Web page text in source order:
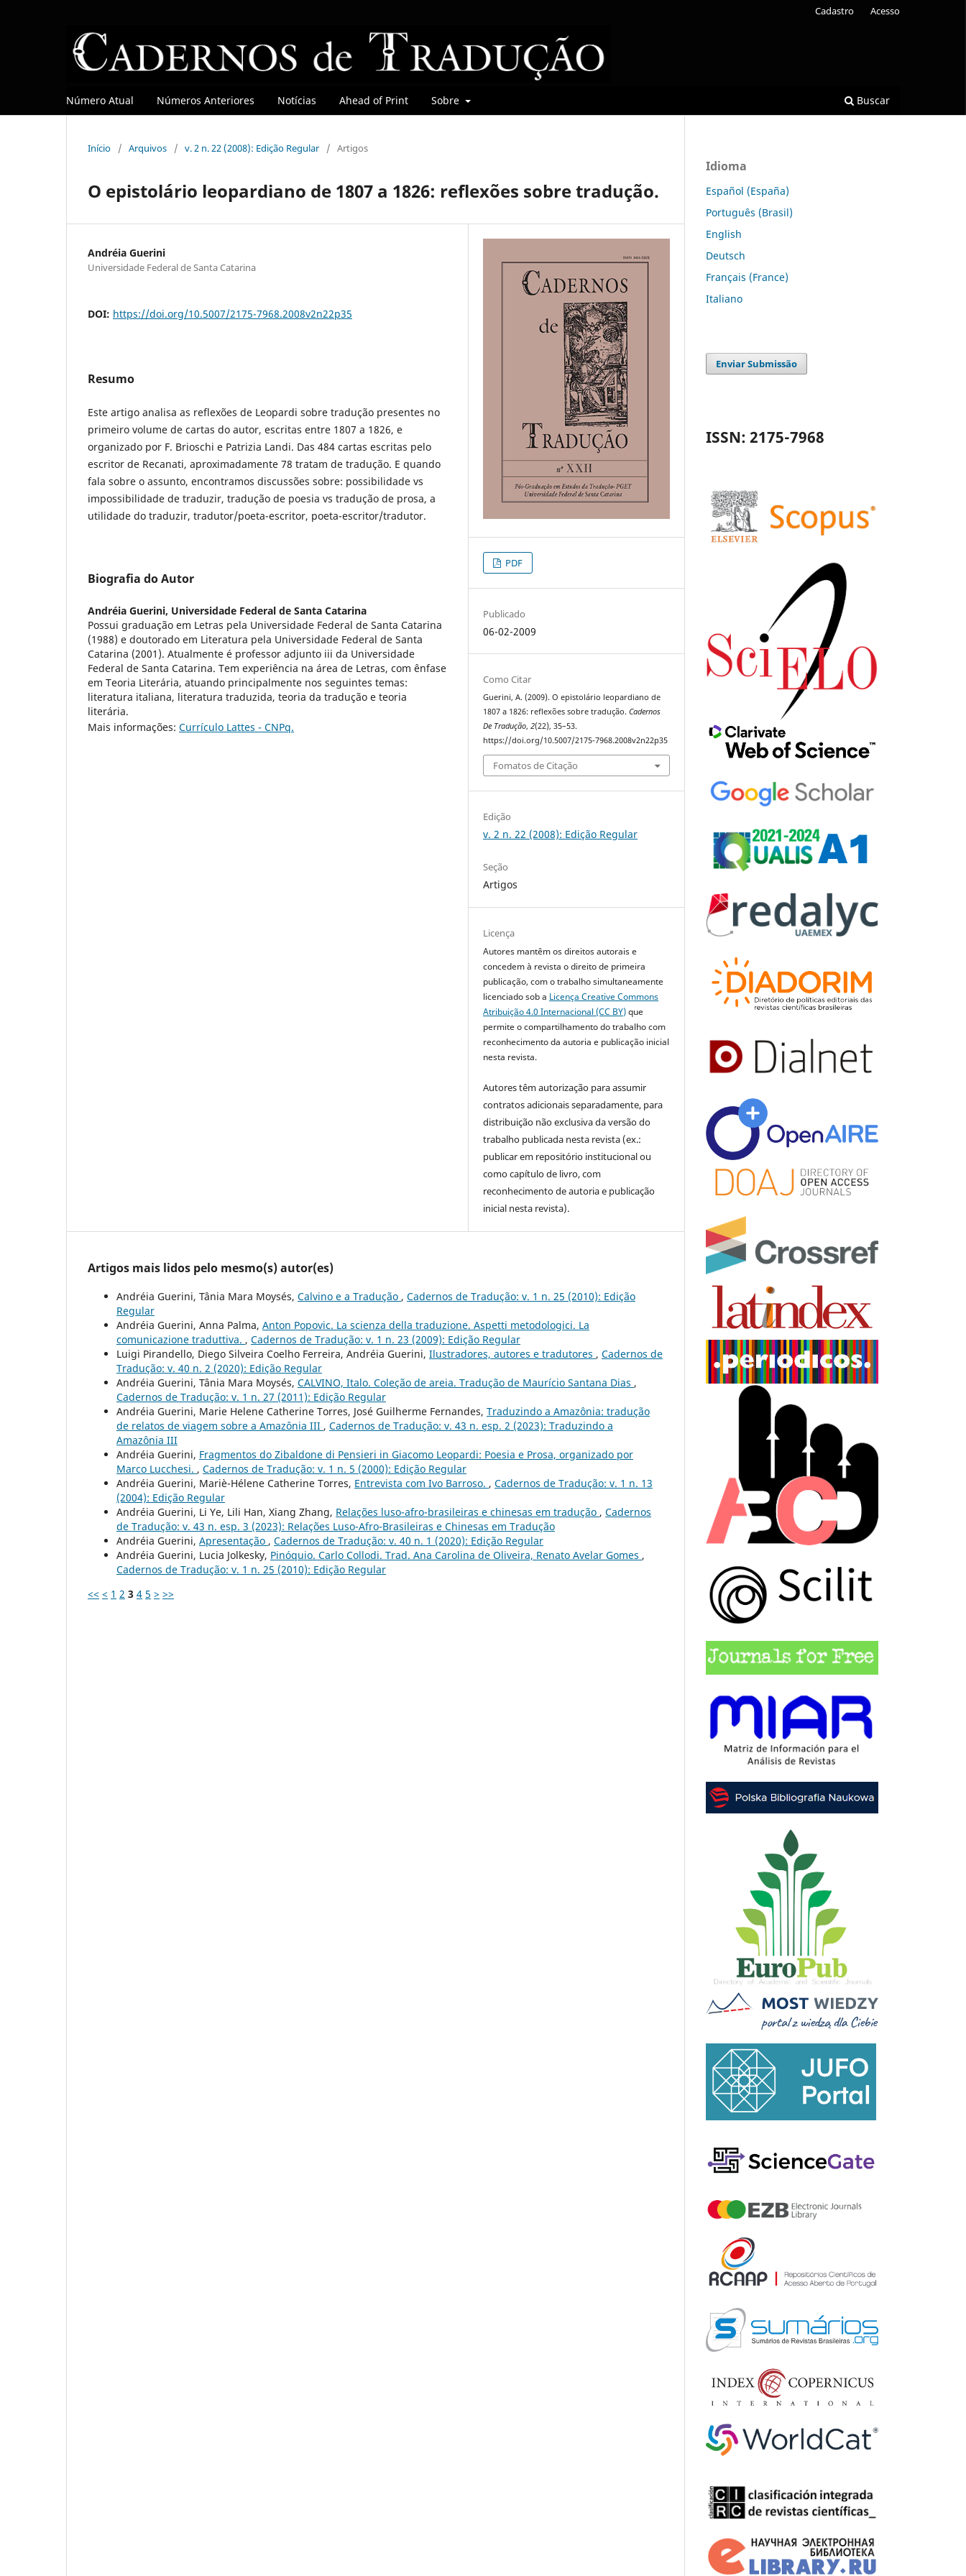
Número Atual Números Anteriores Notícias Ahead of Print Sobre Buscar
Cadastro Acesso
Início / Arquivos / v. 2 n. 22 (2008): Edição Regular / Artigos
O epistolário leopardiano de 1807 a 1826: reflexões sobre tradução.
Andréia Guerini
Universidade Federal de Santa Catarina
DOI: https://doi.org/10.5007/2175-7968.2008v2n22p35
Resumo
Este artigo analisa as reflexões de Leopardi sobre tradução presentes no
primeiro volume de cartas do autor, escritas entre 1807 a 1826, e
organizado por F. Brioschi e Patrizia Landi. Das 484 cartas escritas pelo
escritor de Recanati, aproximadamente 78 tratam de tradução. E quando
fala sobre o assunto, encontramos discussões sobre: possibilidade vs
impossibilidade de traduzir, tradução de poesia vs tradução de prosa, a
utilidade do traduzir, tradutor/poeta-escritor, poeta-escritor/tradutor.
Biografia do Autor
Andréia Guerini, Universidade Federal de Santa Catarina
Possui graduação em Letras pela Universidade Federal de Santa Catarina
(1988) e doutorado em Literatura pela Universidade Federal de Santa
Catarina (2001). Atualmente é professor adjunto iii da Universidade
Federal de Santa Catarina. Tem experiência na área de Letras, com ênfase
em Teoria Literária, atuando principalmente nos seguintes temas:
literatura italiana, literatura traduzida, teoria da tradução e teoria
literária.
Mais informações: Currículo Lattes - CNPq.
PDF
Publicado
06-02-2009
Como Citar
Guerini, A. (2009). O epistolário leopardiano de
1807 a 1826: reflexões sobre tradução.Cadernos
De Tradução,2(22), 35–53.
https://doi.org/10.5007/2175-7968.2008v2n22p35
Fomatos de Citação
Edição
v. 2 n. 22 (2008): Edição Regular
Seção
Artigos
Licença
Autores mantêm os direitos autorais e
concedem à revista o direito de primeira
publicação, com o trabalho simultaneamente
licenciado sob a Licença Creative Commons
Atribuição 4.0 Internacional (CC BY)que
permite o compartilhamento do trabalho com
reconhecimento da autoria e publicação inicial
nesta revista.
Autores têm autorização para assumir
contratos adicionais separadamente, para
distribuição não exclusiva da versão do
trabalho publicada nesta revista (ex.:
publicar em repositório institucional ou
como capítulo de livro, com
reconhecimento de autoria e publicação
inicial nesta revista).
Artigos mais lidos pelo mesmo(s) autor(es)
Andréia Guerini, Tânia Mara Moysés, Calvino e a Tradução , Cadernos de Tradução: v. 1 n. 25 (2010): Edição
Regular
Andréia Guerini, Anna Palma, Anton Popovic. La scienza della traduzione. Aspetti metodologici. La
comunicazione traduttiva. , Cadernos de Tradução: v. 1 n. 23 (2009): Edição Regular
Luigi Pirandello, Diego Silveira Coelho Ferreira, Andréia Guerini, Ilustradores, autores e tradutores , Cadernos de
Tradução: v. 40 n. 2 (2020): Edição Regular
Andréia Guerini, Tânia Mara Moysés, CALVINO, Italo. Coleção de areia. Tradução de Maurício Santana Dias ,
Cadernos de Tradução: v. 1 n. 27 (2011): Edição Regular
Andréia Guerini, Marie Helene Catherine Torres, José Guilherme Fernandes, Traduzindo a Amazônia: tradução
de relatos de viagem sobre a Amazônia III , Cadernos de Tradução: v. 43 n. esp. 2 (2023): Traduzindo a
Amazônia III
Andréia Guerini, Fragmentos do Zibaldone di Pensieri in Giacomo Leopardi: Poesia e Prosa, organizado por
Marco Lucchesi. , Cadernos de Tradução: v. 1 n. 5 (2000): Edição Regular
Andréia Guerini, Mariè-Hélene Catherine Torres, Entrevista com Ivo Barroso. , Cadernos de Tradução: v. 1 n. 13
(2004): Edição Regular
Andréia Guerini, Li Ye, Lili Han, Xiang Zhang, Relações luso-afro-brasileiras e chinesas em tradução , Cadernos
de Tradução: v. 43 n. esp. 3 (2023): Relações Luso-Afro-Brasileiras e Chinesas em Tradução
Andréia Guerini, Apresentação , Cadernos de Tradução: v. 40 n. 1 (2020): Edição Regular
Andréia Guerini, Lucia Jolkesky, Pinóquio. Carlo Collodi. Trad. Ana Carolina de Oliveira, Renato Avelar Gomes ,
Cadernos de Tradução: v. 1 n. 25 (2010): Edição Regular
<< < 1 2 3 4 5 > >>
Idioma
Español (España)
Português (Brasil)
English
Deutsch
Français (France)
Italiano
Enviar Submissão
ISSN: 2175-7968